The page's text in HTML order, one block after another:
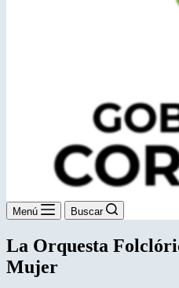
Menú Buscar
La Orquesta
Mujer